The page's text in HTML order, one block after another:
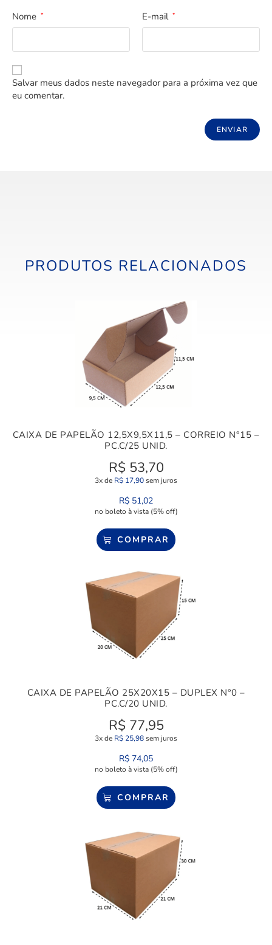
Nome * E-mail *
Salvar meus dados neste navegador para a próxima vez que
eu comentar.
PRODUTOS RELACIONADOS
CAIXA DE PAPELÃO 12,5X9,5X11,5 – CORREIO N°15 –
PC.C/25 UNID.
R$ 53,70
3x de R$ 17,90sem juros
R$ 51,02
no boleto à vista (5% off)
COMPRAR
CAIXA DE PAPELÃO 25X20X15 – DUPLEX N°0 –
PC.C/20 UNID.
R$ 77,95
3x de R$ 25,98sem juros
R$ 74,05
no boleto à vista (5% off)
COMPRAR